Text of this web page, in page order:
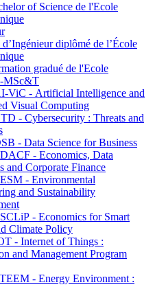
of Science de l'Ecole
diplômé de l’École
gradué de l'Ecole
MSc&T
ViC - Artificial Intelligence and
Visual Computing
- Cybersecurity : Threats and
- Data Science for Business
- Economics, Data
and Corporate Finance
- Environmental
and Sustainability
- Economics for Smart
Climate Policy
- Internet of Things :
and Management Program
- Energy Environment :